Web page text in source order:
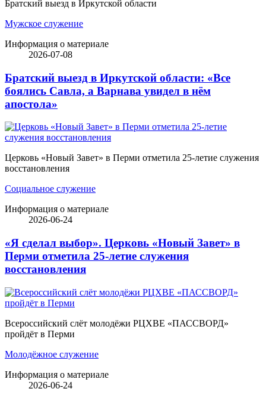
Братский выезд в Иркутской области
Мужское служение
Информация о материале
2026-07-08
Братский выезд в Иркутской области: «Все
боялись Савла, а Варнава увидел в нём
апостола»
Церковь «Новый Завет» в Перми отметила 25-летие служения
восстановления
Социальное служение
Информация о материале
2026-06-24
«Я сделал выбор». Церковь «Новый Завет» в
Перми отметила 25-летие служения
восстановления
Всероссийский слёт молодёжи РЦХВЕ «ПАССВОРД»
пройдёт в Перми
Молодёжное служение
Информация о материале
2026-06-24